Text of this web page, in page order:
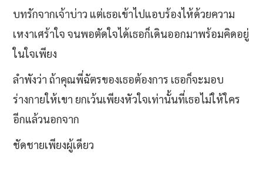
บทรักจากเจ้าบ่าว แต่เธอเข้าไปแอบร้องไห้ด้วยความ
เหงาเศร้าใจ จนพอตัดใจได้เธอก็เดินออกมาพร้อมคิดอยู่
ในใจเพียง
ลำพังว่า ถ้าคุณพี่ฉัตรของเธอต้องการ เธอก็จะมอบ
ร่างกายให้เขา ยกเว้นเพียงหัวใจเท่านั้นที่เธอไม่ให้ใคร
อีกแล้วนอกจาก
ชัดชายเพียงผู้เดียว